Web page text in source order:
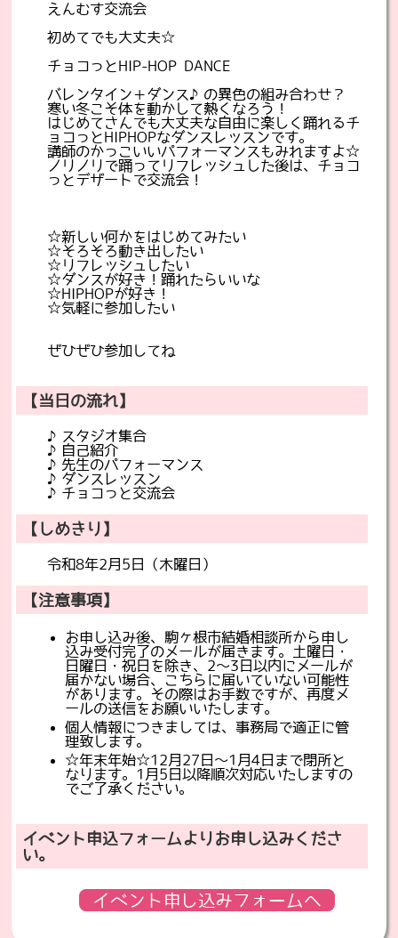
えんむす交流会
初めてでも大丈夫☆
チョコっとHIP-HOP DANCE
バレンタイン＋ダンス♪の異色の組み合わせ？
寒い冬こそ体を動かして熱くなろう！
はじめてさんでも大丈夫な自由に楽しく踊れるチ
ョコっとHIPHOPなダンスレッスンです。
講師のかっこいいパフォーマンスもみれますよ☆
ノリノリで踊ってリフレッシュした後は、チョコ
っとデザートで交流会！
☆新しい何かをはじめてみたい
☆そろそろ動き出したい
☆リフレッシュしたい
☆ダンスが好き！踊れたらいいな
☆HIPHOPが好き！
☆気軽に参加したい
ぜひぜひ参加してね
【当日の流れ】
♪スタジオ集合
♪自己紹介
♪先生のパフォーマンス
♪ダンスレッスン
♪チョコっと交流会
【しめきり】
令和8年2月5日（木曜日）
【注意事項】
お申し込み後、駒ヶ根市結婚相談所から申し
込み受付完了のメールが届きます。土曜日・
日曜日・祝日を除き、2～3日以内にメールが
届かない場合、こちらに届いていない可能性
があります。その際はお手数ですが、再度メ
ールの送信をお願いいたします。
個人情報につきましては、事務局で適正に管
理致します。
☆年末年始☆12月27日～1月4日まで閉所と
なります。1月5日以降順次対応いたしますの
でご了承ください。
イベント申込フォームよりお申し込みくださ
い。
イベント申し込みフォームへ